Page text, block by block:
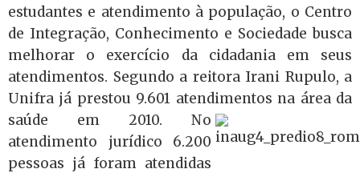
estudantes e atendimento à população, o Centro
de Integração, Conhecimento e Sociedade busca
melhorar o exercício da cidadania em seus
atendimentos. Segundo a reitora Irani Rupulo, a
Unifra já prestou 9.601 atendimentos na área da
saúde em 2010. No
atendimento jurídico 6.200
pessoas já foram atendidas